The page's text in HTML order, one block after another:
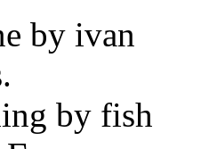
by ivan
by fish